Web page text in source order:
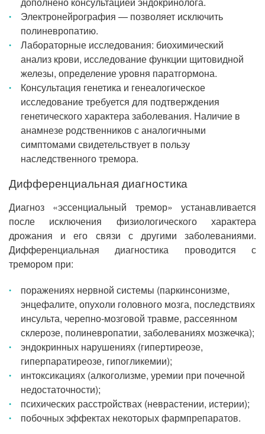
Электронейрография — позволяет исключить
полиневропатию.
Лабораторные исследования: биохимический
анализ крови, исследование функции щитовидной
железы, определение уровня паратгормона.
Консультация генетика и генеалогическое
исследование требуется для подтверждения
генетического характера заболевания. Наличие в
анамнезе родственников с аналогичными
симптомами свидетельствует в пользу
наследственного тремора.
Дифференциальная диагностика
Диагноз «эссенциальный тремор» устанавливается
после исключения физиологического характера
дрожания и его связи с другими заболеваниями.
Дифференциальная диагностика проводится с
тремором при:
поражениях нервной системы (паркинсонизме,
энцефалите, опухоли головного мозга, последствиях
инсульта, черепно-мозговой травме, рассеянном
склерозе, полиневропатии, заболеваниях мозжечка);
эндокринных нарушениях (гипертиреозе,
гиперпаратиреозе, гипогликемии);
интоксикациях (алкоголизме, уремии при почечной
недостаточности);
психических расстройствах (неврастении, истерии);
побочных эффектах некоторых фармпрепаратов.